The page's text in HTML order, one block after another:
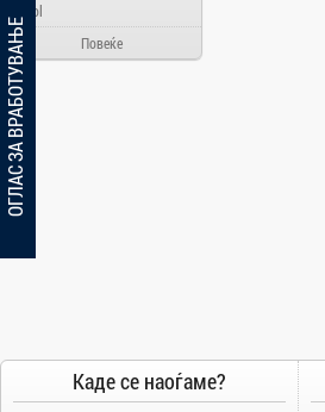
Ainol
Alcatel
Allview
Aloha Day
AMD
AOC
Apache
AUX
Повеќе
ОГЛАС ЗА ВРАБОТУВАЊЕ
Каде се наоѓаме?